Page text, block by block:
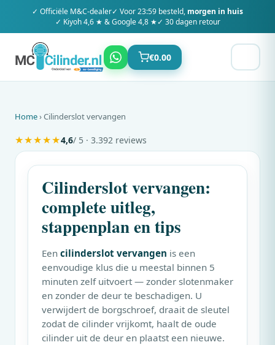
✓ Officiële M&C-dealer✓ Voor 23:59 besteld, morgen in huis
✓ Kiyoh 4,6 ★ & Google 4,8 ★✓ 30 dagen retour
€0.00
Home› Cilinderslot vervangen
★★★★★4,6/ 5 · 3.392 reviews
Cilinderslot vervangen:
complete uitleg,
stappenplan en tips
Een cilinderslot vervangen is een
eenvoudige klus die u meestal binnen 5
minuten zelf uitvoert — zonder slotenmaker
en zonder de deur te beschadigen. U
verwijdert de borgschroef, draait de sleutel
zodat de cilinder vrijkomt, haalt de oude
cilinder uit de deur en plaatst een nieuwe.